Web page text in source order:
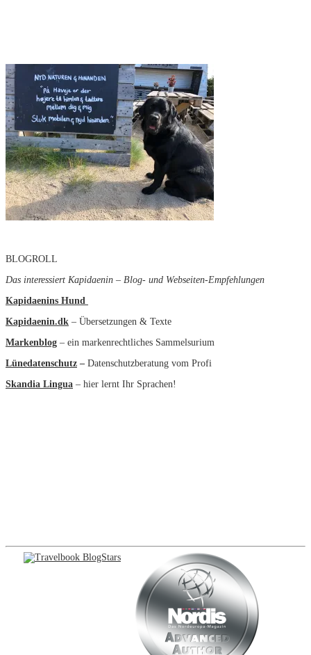
BLOGROLL
Das interessiert Kapidaenin – Blog- und Webseiten-Empfehlungen
Kapidaenins Hund
Kapidaenin.dk – Übersetzungen & Texte
Markenblog – ein markenrechtliches Sammelsurium
Lünedatenschutz – Datenschutzberatung vom Profi
Skandia Lingua – hier lernt Ihr Sprachen!